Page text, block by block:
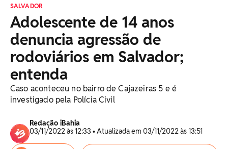
SALVADOR
Adolescente de 14 anos
denuncia agressão de
rodoviários em Salvador;
entenda
Caso aconteceu no bairro de Cajazeiras 5 e é
investigado pela Polícia Civil
Redação iBahia
03/11/2022 às 12:33 • Atualizada em 03/11/2022 às 13:51